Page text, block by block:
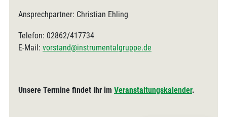
Ansprechpartner: Christian Ehling
Telefon: 02862/417734
E-Mail: vorstand@instrumentalgruppe.de
Unsere Termine findet Ihr im Veranstaltungskalender.